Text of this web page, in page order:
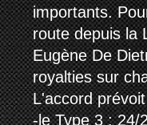
importants.
route depuis la
Eugène De
royalties sur
L'accord
-le Type 3 : 24/